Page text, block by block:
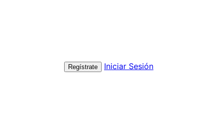
Regístrate Iniciar Sesión